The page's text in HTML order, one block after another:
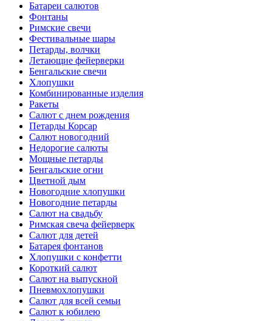
Батареи салютов
Фонтаны
Римские свечи
Фестивальные шары
Петарды, волчки
Летающие фейерверки
Бенгальские свечи
Хлопушки
Комбинированные изделия
Ракеты
Салют с днем рождения
Петарды Корсар
Салют новогодний
Недорогие салюты
Мощные петарды
Бенгальские огни
Цветной дым
Новогодние хлопушки
Новогодние петарды
Салют на свадьбу
Римская свеча фейерверк
Салют для детей
Батарея фонтанов
Хлопушки с конфетти
Короткий салют
Салют на выпускной
Пневмохлопушки
Салют для всей семьи
Салют к юбилею